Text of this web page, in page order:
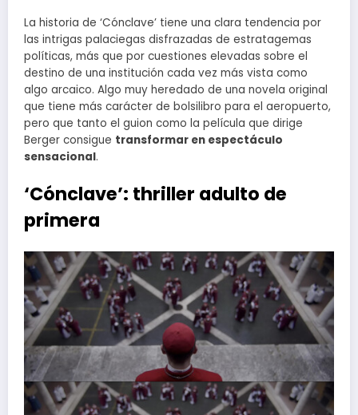
La historia de ‘Cónclave’ tiene una clara tendencia por
las intrigas palaciegas disfrazadas de estratagemas
políticas, más que por cuestiones elevadas sobre el
destino de una institución cada vez más vista como
algo arcaico. Algo muy heredado de una novela original
que tiene más carácter de bolsilibro para el aeropuerto,
pero que tanto el guion como la película que dirige
Berger consigue transformar en espectáculo
sensacional.
‘Cónclave’: thriller adulto de
primera